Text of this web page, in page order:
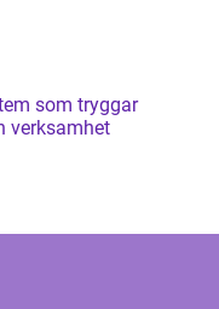
som tryggar
verksamhet